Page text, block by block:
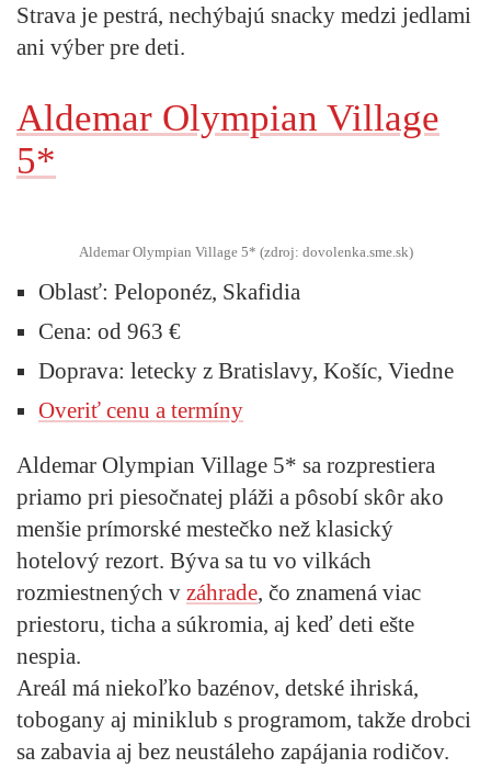
Strava je pestrá, nechýbajú snacky medzi jedlami
ani výber pre deti.
Aldemar Olympian Village
5*
Aldemar Olympian Village 5* (zdroj: dovolenka.sme.sk)
Oblasť: Peloponéz, Skafidia
Cena: od 963 €
Doprava: letecky z Bratislavy, Košíc, Viedne
Overiť cenu a termíny
Aldemar Olympian Village 5* sa rozprestiera
priamo pri piesočnatej pláži a pôsobí skôr ako
menšie prímorské mestečko než klasický
hotelový rezort. Býva sa tu vo vilkách
rozmiestnených v záhrade, čo znamená viac
priestoru, ticha a súkromia, aj keď deti ešte
nespia.
Areál má niekoľko bazénov, detské ihriská,
tobogany aj miniklub s programom, takže drobci
sa zabavia aj bez neustáleho zapájania rodičov.